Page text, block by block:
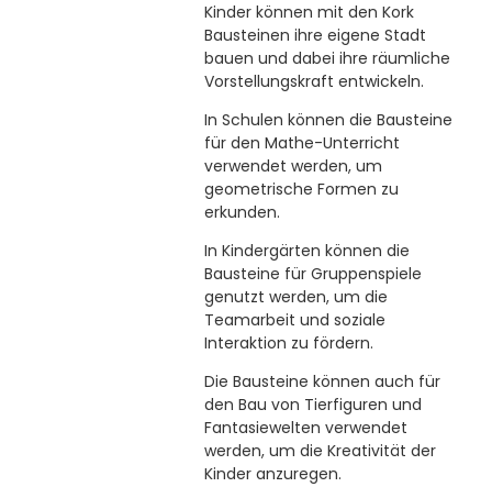
Kinder können mit den Kork
Bausteinen ihre eigene Stadt
bauen und dabei ihre räumliche
Vorstellungskraft entwickeln.
In Schulen können die Bausteine
für den Mathe-Unterricht
verwendet werden, um
geometrische Formen zu
erkunden.
In Kindergärten können die
Bausteine für Gruppenspiele
genutzt werden, um die
Teamarbeit und soziale
Interaktion zu fördern.
Die Bausteine können auch für
den Bau von Tierfiguren und
Fantasiewelten verwendet
werden, um die Kreativität der
Kinder anzuregen.